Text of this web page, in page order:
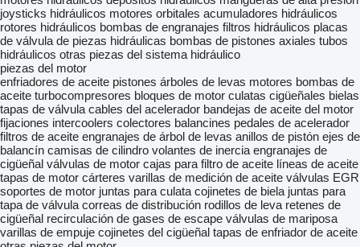
joysticks hidráulicos motores orbitales acumuladores hidráulicos
rotores hidráulicos bombas de engranajes filtros hidráulicos placas
de válvula de piezas hidráulicas bombas de pistones axiales tubos
hidráulicos otras piezas del sistema hidráulico
piezas del motor
enfriadores de aceite pistones árboles de levas motores bombas de
aceite turbocompresores bloques de motor culatas cigüeñales bielas
tapas de válvula cables del acelerador bandejas de aceite del motor
fijaciones intercoolers colectores balancines pedales de acelerador
filtros de aceite engranajes de árbol de levas anillos de pistón ejes de
balancín camisas de cilindro volantes de inercia engranajes de
cigüeñal válvulas de motor cajas para filtro de aceite líneas de aceite
tapas de motor cárteres varillas de medición de aceite válvulas EGR
soportes de motor juntas para culata cojinetes de biela juntas para
tapa de válvula correas de distribución rodillos de leva retenes de
cigüeñal recirculación de gases de escape válvulas de mariposa
varillas de empuje cojinetes del cigüeñal tapas de enfriador de aceite